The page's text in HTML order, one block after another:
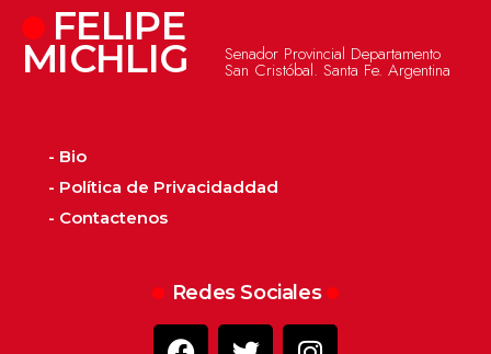
FELIPE
MICHLIG Senador Provincial Departamento
San Cristóbal. Santa Fe. Argentina
- Bio
- Política de Privacidaddad
- Contactenos
Redes Sociales